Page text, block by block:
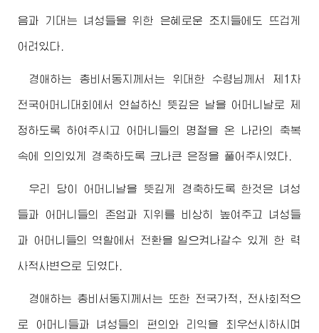
음과 기대는 녀성들을 위한 은혜로운 조치들에도 뜨겁게
어려있다.
경애하는 총비서동지 께서는 위대한 수령님께서 제1차
전국어머니대회에서 연설하신 뜻깊은 날을 어머니날로 제
정하도록 하여주시고 어머니들의 명절을 온 나라의 축복
속에 의의있게 경축하도록 크나큰 은정을 풀어주시였다.
우리 당이 어머니날을 뜻깊게 경축하도록 한것은 녀성
들과 어머니들의 존엄과 지위를 비상히 높여주고 녀성들
과 어머니들의 역할에서 전환을 일으켜나갈수 있게 한 력
사적사변으로 되였다.
경애하는 총비서동지 께서는 또한 전국가적, 전사회적으
로 어머니들과 녀성들의 편의와 리익을 최우선시하시며